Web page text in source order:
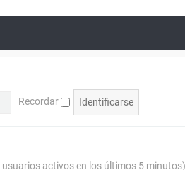
Recordar
activos en los últimos 5 minutos)